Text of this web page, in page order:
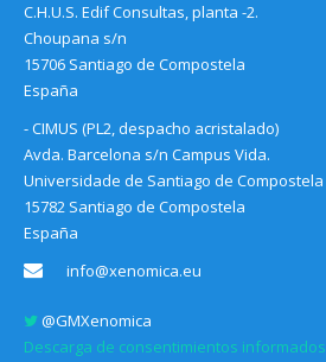
C.H.U.S. Edif Consultas, planta -2.
Choupana s/n
15706 Santiago de Compostela
España
- CIMUS (PL2, despacho acristalado)
Avda. Barcelona s/n Campus Vida.
Universidade de Santiago de Compostela
15782 Santiago de Compostela
España
info@xenomica.eu
@GMXenomica
Descarga de consentimientos informados